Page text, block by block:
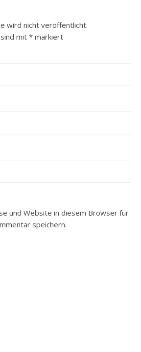
wird nicht veröffentlicht.
mit * markiert
und Website in diesem Browser für
speichern.